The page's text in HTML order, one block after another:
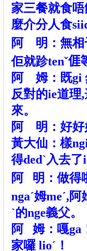
家三餐就食唔
麼介分人食
阿 明：無相
佢就跈tenˇ𠊎
阿 姆：既gi
反對的ie道理
來。
阿 明：好好
黃大仙：樣
得dedˋ入去了
阿 明：做得
ngaˊ姆meˊ,
ˋ的nge義父。
阿 姆：嘎ga
家囉 lioˊ！